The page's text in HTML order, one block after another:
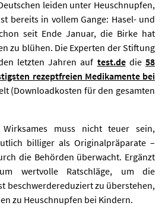
leiden unter Heuschnupfen,
bereits in vollem Gange: Hasel- und
seit Ende Januar, die Birke hat
zu blühen. Die Experten der Stiftung
letzten Jahren auf test.dedie58
rezeptfreien Medikamente bei
(Downloadkosten für den gesamten
muss nicht teuer sein,
billiger als Originalpräparate –
die Behörden überwacht. Ergänzt
wertvolle Ratschläge, um die
beschwerdereduziert zu überstehen,
zu Heuschnupfen bei Kindern.